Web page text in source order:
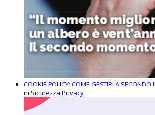
COOKIE POLICY: COME GESTIRLA SECONDO
in Sicurezza Privacy